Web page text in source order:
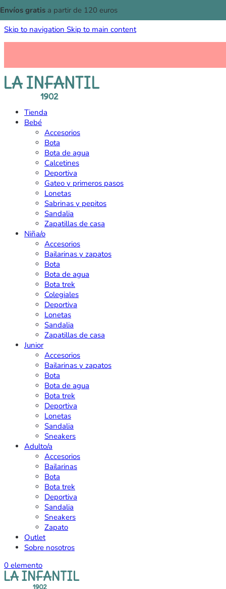
Skip to navigation Skip to main content
Envíos gratis a partir de 120 euros
Tienda
Bebé
Accesorios
Bota
Bota de agua
Calcetines
Deportiva
Gateo y primeros pasos
Lonetas
Sabrinas y pepitos
Sandalia
Zapatillas de casa
Niña/o
Accesorios
Bailarinas y zapatos
Bota
Bota de agua
Bota trek
Colegiales
Deportiva
Lonetas
Sandalia
Zapatillas de casa
Junior
Accesorios
Bailarinas y zapatos
Bota
Bota de agua
Bota trek
Deportiva
Lonetas
Sandalia
Sneakers
Adulto/a
Accesorios
Bailarinas
Bota
Bota trek
Deportiva
Sandalia
Sneakers
Zapato
Outlet
Sobre nosotros
0 elemento